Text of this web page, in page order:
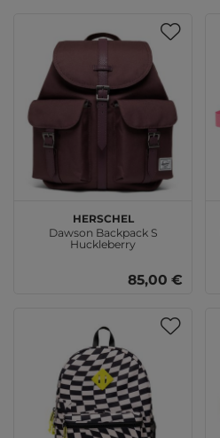
Herschel
Dawson Backpack S
Huckleberry
85,00 €